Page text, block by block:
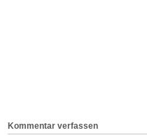
Kommentar verfassen